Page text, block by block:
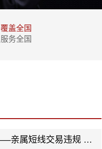
覆盖全国
服务全国
证券日报采访张立文律师——亲属短线交易违规 雅本化学独董致歉